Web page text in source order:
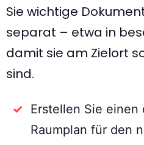
Sie wichtige
separat – etwa in
damit sie am Zielort
sind.
Erstellen Sie
Raumplan für den